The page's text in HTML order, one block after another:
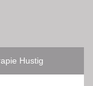
Hustig